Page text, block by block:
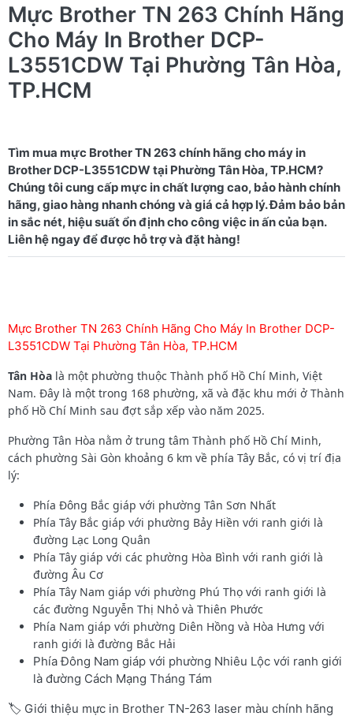
Mực Brother TN 263 Chính Hãng
Cho Máy In Brother DCP-
L3551CDW Tại Phường Tân Hòa,
TP.HCM
Tìm mua mực Brother TN 263 chính hãng cho máy in
Brother DCP-L3551CDW tại Phường Tân Hòa, TP.HCM?
Chúng tôi cung cấp mực in chất lượng cao, bảo hành chính
hãng, giao hàng nhanh chóng và giá cả hợp lý. Đảm bảo bản
in sắc nét, hiệu suất ổn định cho công việc in ấn của bạn.
Mực Brother TN 263 Chính Hãng Cho Máy In Brother DCP-
L3551CDW Tại Phường Tân Hòa, TP.HCM
Tân Hòa là một phường thuộc Thành phố Hồ Chí Minh, Việt
Nam. Đây là một trong 168 phường, xã và đặc khu mới ở Thành
phố Hồ Chí Minh sau đợt sắp xếp vào năm 2025.
Phường Tân Hòa nằm ở trung tâm Thành phố Hồ Chí Minh,
cách phường Sài Gòn khoảng 6 km về phía Tây Bắc, có vị trí địa
lý:
Phía Đông Bắc giáp với phường Tân Sơn Nhất
Phía Tây Bắc giáp với phường Bảy Hiền với ranh giới là
đường Lạc Long Quân
Phía Tây giáp với các phường Hòa Bình với ranh giới là
đường Âu Cơ
Phía Tây Nam giáp với phường Phú Thọ với ranh giới là
các đường Nguyễn Thị Nhỏ và Thiên Phước
Phía Nam giáp với phường Diên Hồng và Hòa Hưng với
ranh giới là đường Bắc Hải
Phía Đông Nam giáp với phường Nhiêu Lộc với ranh giới
là đường Cách Mạng Tháng Tám
🏷️ Giới thiệu mực in Brother TN-263 laser màu chính hãng